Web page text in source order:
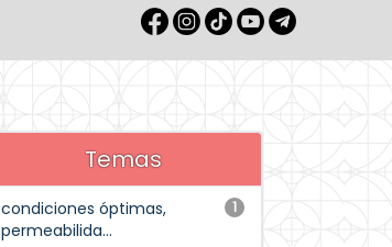
Temas
1
condiciones óptimas,
permeabilida...